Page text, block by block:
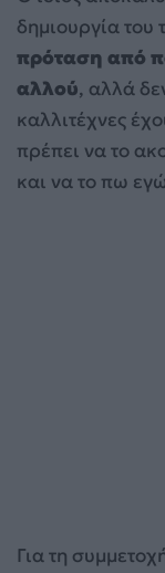
δημιουργία του
πρόταση από
αλλού, αλλά
καλλιτέχνες
πρέπει να το
και να το πω
Για τη